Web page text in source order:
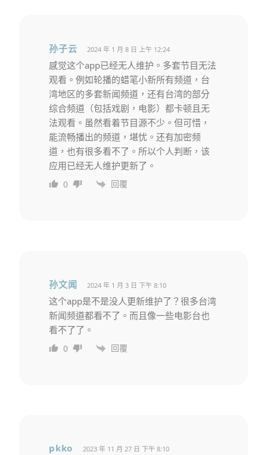
孙子云 2024 年 1 月 8 日 上午 12:24
感觉这个app已经无人维护。多套节目无法
观看。例如轮播的蜡笔小新所有频道，台
湾地区的多套新闻频道，还有台湾的部分
综合频道（包括戏剧，电影）都卡顿且无
法观看。虽然看着节目源不少。但可惜，
能流畅播出的频道，堪忧。还有加密频
道，也有很多看不了。所以个人判断，该
应用已经无人维护更新了。
0 回覆
孙文闻 2024 年 1 月 3 日 下午 8:10
这个app是不是没人更新维护了？很多台湾
新闻频道都看不了。而且像一些电影台也
看不了了。
0 回覆
pkko 2023 年 11 月 27 日 下午 8:10